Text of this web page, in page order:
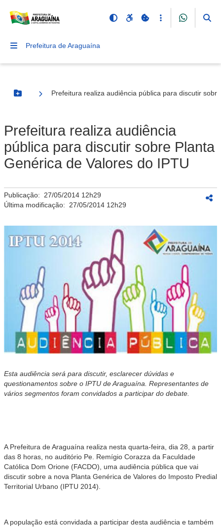
Prefeitura de Araguaína
Botão Menu
Prefeitura realiza audiência pública para discutir
Prefeitura realiza audiência
pública para discutir sobre Planta
Genérica de Valores do IPTU
Publicação: 27/05/2014 12h29
Última modificação: 27/05/2014 12h29
Esta audiência será para discutir, esclarecer dúvidas e
questionamentos sobre o IPTU de Araguaína. Representantes de
vários segmentos foram convidados a participar do debate.
A Prefeitura de Araguaína realiza nesta quarta-feira, dia 28, a partir
das 8 horas, no auditório Pe. Remígio Corazza da Faculdade
Católica Dom Orione (FACDO), uma audiência pública que vai
discutir sobre a nova Planta Genérica de Valores do Imposto Predial
Territorial Urbano (IPTU 2014).
A população está convidada a participar desta audiência e também